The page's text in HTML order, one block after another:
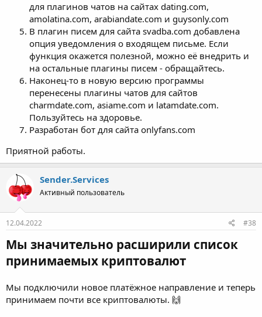
для плагинов чатов на сайтах dating.com,
amolatina.com, arabiandate.com и guysonly.com
В плагин писем для сайта svadba.com добавлена
опция уведомления о входящем письме. Если
функция окажется полезной, можно её внедрить и
на остальные плагины писем - обращайтесь.
Наконец-то в новую версию программы
перенесены плагины чатов для сайтов
charmdate.com, asiame.com и latamdate.com.
Пользуйтесь на здоровье.
Разработан бот для сайта onlyfans.com
Приятной работы.
Sender.Services
Активный пользователь
12.04.2022 #38
Мы значительно расширили список
принимаемых криптовалют
Мы подключили новое платёжное направление и теперь
принимаем почти все криптовалюты. 🙌